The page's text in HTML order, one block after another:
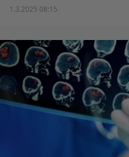
1.3.2025 08:15